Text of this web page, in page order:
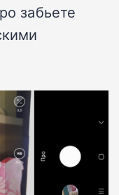
забьете